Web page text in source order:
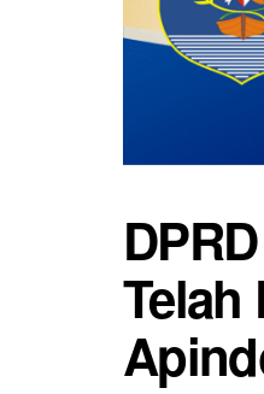
Telah